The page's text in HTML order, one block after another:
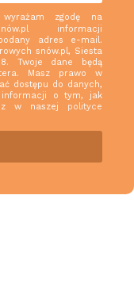
zgodę na
informacji
adres e-mail.
snów.pl, Siesta
Twoje dane będą
Masz prawo w
dostępu do danych,
informacji o tym, jak
w naszej polityce